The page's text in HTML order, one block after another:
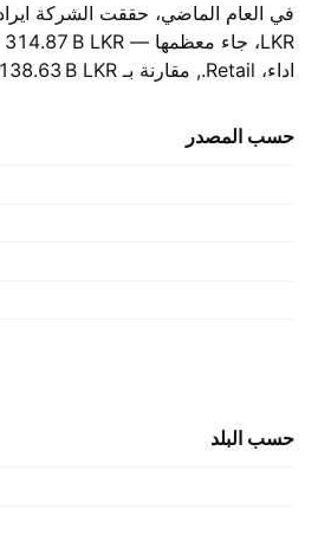
الماضي., بقيمة ‪299.25 B‬ LKR في العام الذي سبقه.
حسب المصدر
حسب البلد